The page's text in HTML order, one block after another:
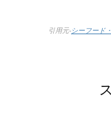
引用元-シーフード